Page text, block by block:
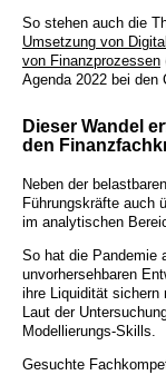
So stehen auch die
Umsetzung von
von Finanzprozessen
Agenda 2022 bei den
Dieser Wandel
den
Neben der
Führungskräfte auch
im analytischen
So hat die Pandemie
unvorhersehbaren
ihre Liquidität sichern
Laut der
Modellierungs-Skills.
Gesuchte